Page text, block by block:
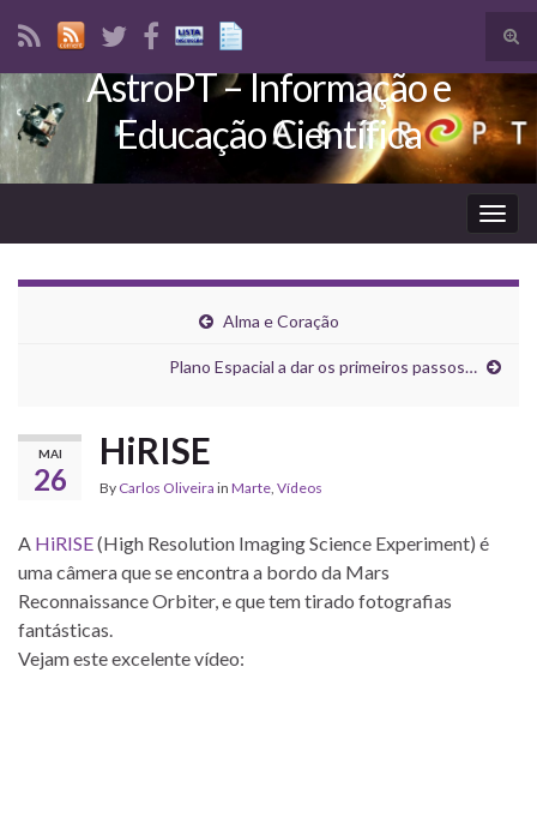
Search for:
AstroPT – Informação e
Educação Científica
Alma e Coração
Plano Espacial a dar os primeiros passos…
MAI
26
HiRISE
By Carlos Oliveira in Marte, Vídeos
A HiRISE(High Resolution Imaging Science Experiment) é
uma câmera que se encontra a bordo da Mars
Reconnaissance Orbiter, e que tem tirado fotografias
fantásticas.
Vejam este excelente vídeo: